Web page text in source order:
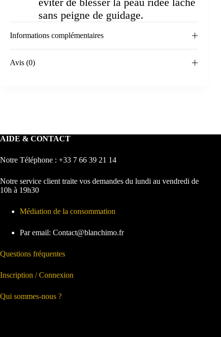
sans peigne de guidage.
Informations complémentaires
Avis (0)
AIDE & CONTACT
Notre Téléphone : +33 7 66 39 21 14
Notre service client traite vos demandes du lundi au vendredi de
10h à 19h30
Médiation de la consommation
Par email: Contact@blanchimo.fr
Questions fréquentes
Inscription / Connexion
Qui sommes-nous ?